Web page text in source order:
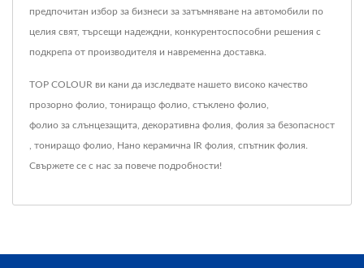
предпочитан избор за бизнеси за затъмняване на автомобили по
целия свят, търсещи надеждни, конкурентоспособни решения с
подкрепа от производителя и навременна доставка.
TOP COLOUR ви кани да изследвате нашето високо качество
прозорно фолио тониращо фолио стъклено фолио
фолио за слънцезащита декоративна фолия фолия за безопасност
тониращо фолио Нано керамична IR фолия спътник фолия
Свържете се с нас за повече подробности!